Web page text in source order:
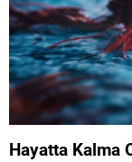
Hayatta Kalma